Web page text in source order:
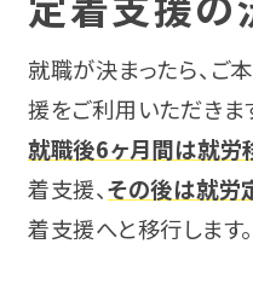
アスペルガー症候群
ADHD（注意欠如多動症）
自閉スペクトラム症（ASD
近畿
大阪
兵庫
奈良
甲信越・北陸
東海
近畿
中国・四国
就職が決まったら、ご
援をご利用いただきま
就職後6ヶ月間は就労
着支援、その後は就労
着支援へと移行します。